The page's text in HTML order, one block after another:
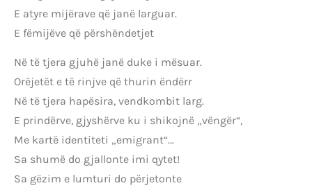
E atyre mijërave që janë larguar.
E fëmijëve që përshëndetjet
Në të tjera gjuhë janë duke i mësuar.
Orëjetët e të rinjve që thurin ëndërr
Në të tjera hapësira, vendkombit larg.
E prindërve, gjyshërve ku i shikojnë „vëngër“,
Me kartë identiteti „emigrant“…
Sa shumë do gjallonte imi qytet!
Sa gëzim e lumturi do përjetonte